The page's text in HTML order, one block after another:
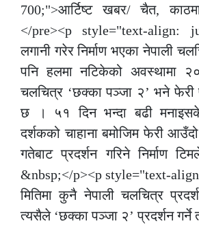
700;">आर्टिष्ट खबर/ चैत,
</pre><p style="text-align:
लगानी गरेर निर्माण भएका नेपाली
पनि हलमा नटिकेको अवस्थामा
चलचित्र ‘छक्का पञ्जा २’ भने फेरी
छ । ५१ दिन भन्दा बढी
दर्शकको चाहाना बमोजिम फेरी
गतेबाट प्रदर्शन गरिने निर्माण
&nbsp;</p><p style="text-
मितिमा कुनै नेपाली चलचित्र
त्यसैले ‘छक्का पञ्जा २’ प्रदर्शन गर्ने